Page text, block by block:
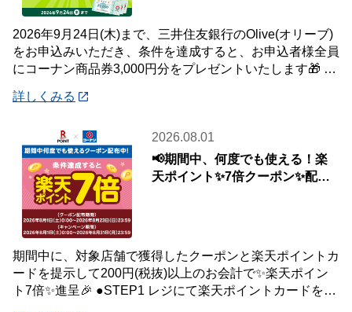
2026年9月24日(木)まで、三井住友銀行のOlive(オリーブ)
をお申込みいただき、条件を達成すると、お申込者様全員
にコーナン商品券3,000円分をプレゼントいたします🎁 詳
詳しくみる
2026.08.01
📢期間中、何度でも使える！楽
天ポイント✨7倍クーポン✨配布
期間中に、対象店舗で獲得したクーポンと楽天ポイントカ
ードを提示して200円(税抜)以上のお会計で✨楽天ポイン
ト7倍✨進呈🎉 ●STEP1 レジにて楽天ポイントカードを提